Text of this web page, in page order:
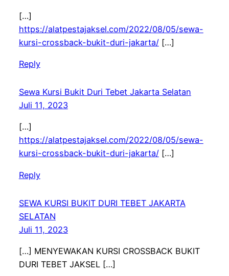
[…]
https://alatpestajaksel.com/2022/08/05/sewa-
kursi-crossback-bukit-duri-jakarta/[…]
Reply
Sewa Kursi Bukit Duri Tebet Jakarta Selatan
Juli 11, 2023
[…]
https://alatpestajaksel.com/2022/08/05/sewa-
kursi-crossback-bukit-duri-jakarta/[…]
Reply
SEWA KURSI BUKIT DURI TEBET JAKARTA
SELATAN
Juli 11, 2023
[…] MENYEWAKAN KURSI CROSSBACK BUKIT
DURI TEBET JAKSEL […]